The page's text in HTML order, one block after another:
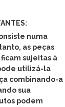
numa
as peças
sujeitas à
utilizá-la
combinando-a
sua
podem